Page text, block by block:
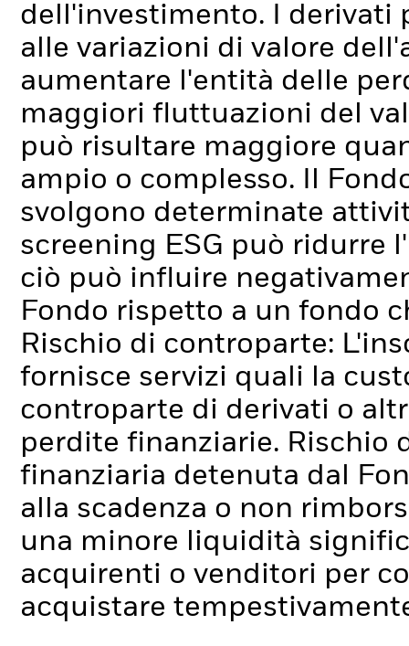
dell'investimento.
I
alle variazioni di valore
aumentare l'entità delle
maggiori fluttuazioni del
può risultare maggiore
ampio o complesso.
Il
svolgono determinate
screening ESG può ridurre
ciò può influire
Fondo rispetto a un fondo
Rischio di controparte:
fornisce servizi quali la
controparte di derivati o
perdite finanziarie. Rischio
finanziaria detenuta dal
alla scadenza o non
una minore liquidità
acquirenti o venditori per
acquistare